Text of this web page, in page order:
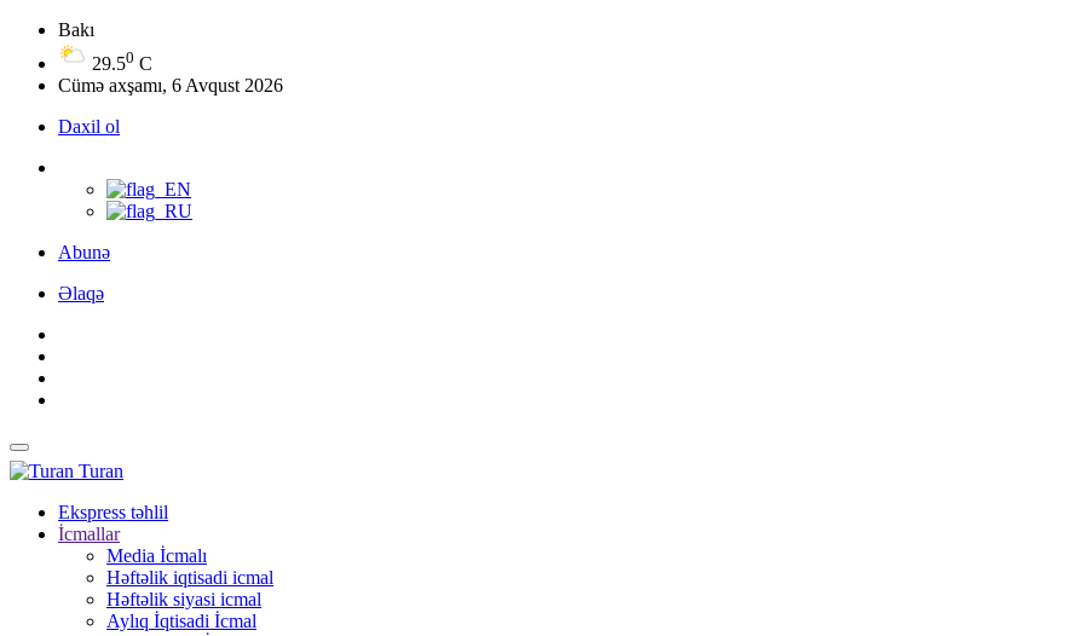
Bakı
29.50 C
Cümə axşamı, 6 Avqust 2026
Daxil ol
Abunə
Əlaqə
Turan
Ekspress təhlil
İcmallar
Media İcmalı
Həftəlik iqtisadi icmal
Həftəlik siyasi icmal
Aylıq İqtisadi İcmal